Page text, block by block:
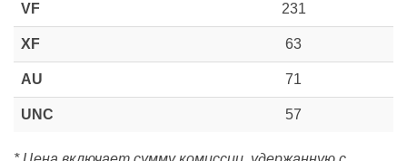
VF 231
XF 63
AU 71
UNC 57